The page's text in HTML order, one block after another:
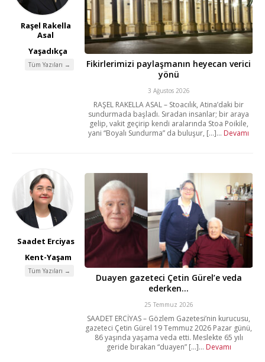
Raşel Rakella
Asal
Yaşadıkça
Tüm Yazıları →
Fikirlerimizi paylaşmanın heyecan verici
yönü
3 Ağustos 2026
RAŞEL RAKELLA ASAL – Stoacılık, Atina’daki bir
sundurmada başladı. Sıradan insanlar; bir araya
gelip, vakit geçirip kendi aralarında Stoa Poikile,
yani “Boyalı Sundurma” da buluşur, [...]... Devamı
Saadet Erciyas
Kent-Yaşam
Tüm Yazıları →
Duayen gazeteci Çetin Gürel’e veda
ederken…
25 Temmuz 2026
SAADET ERCİYAS – Gözlem Gazetesi’nin kurucusu,
gazeteci Çetin Gürel 19 Temmuz 2026 Pazar günü,
86 yaşında yaşama veda etti. Meslekte 65 yılı
geride bırakan “duayen” [...]... Devamı